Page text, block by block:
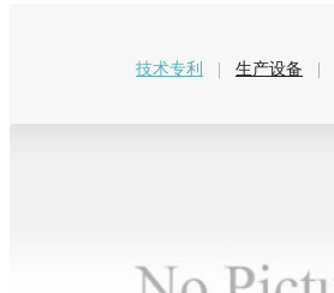
技术专利 生产设备